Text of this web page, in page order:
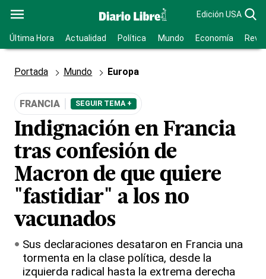
Edición USA
Última Hora Actualidad Política Mundo Economía
Portada Mundo Europa
FRANCIA SEGUIR TEMA +
Indignación en Francia
tras confesión de
Macron de que quiere
"fastidiar" a los no
vacunados
Sus declaraciones desataron en Francia una
tormenta en la clase política, desde la
izquierda radical hasta la extrema derecha